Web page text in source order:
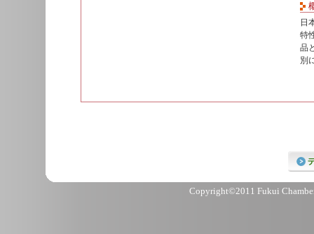
日
特
品
別
Copyright©2011 Fukui